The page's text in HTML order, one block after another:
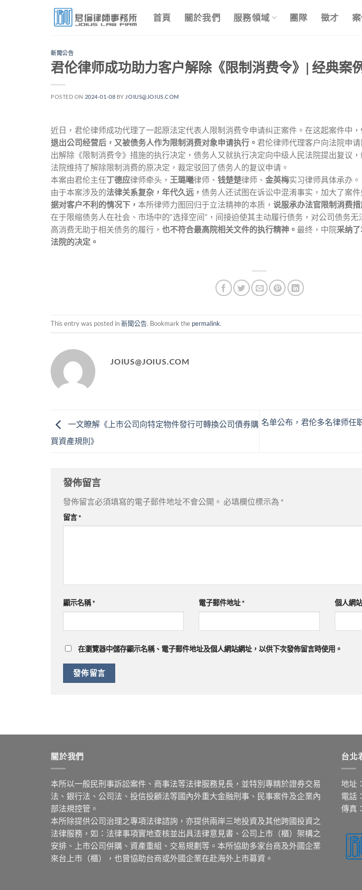
首頁 關於我們 服務領域 團隊 徵才
新聞公告
君伦律师成功助力客户解除《限制消费令》| 经典案
POSTED ON 2024-01-08 BY JOIUS@JOIUS.COM
近日，君伦律师成功代理了一起原法定代表人限制消费令申请纠正案件。在这起案件中，
退出公司经营后，又被债务人作为限制消费对象申请执行。 君伦律师代理客户向法院申
出解除《限制消费令》措施的执行决定，债务人又就执行决定向中级人民法院提出复议
法院维持了解除限制消费的原决定，裁定驳回了债务人的复议申请。
本案由君伦主任丁德应律师牵头， 王璐曦律师、 钱楚楚律师、 金英梅实习律师具体承办。
由于本案涉及的法律关系复杂，年代久远， 债务人还试图在诉讼中混淆事实，加大了案
据对客户不利的情况下， 本所律师力图回归于立法精神的本质， 说服承办法官限制消费
在于限缩债务人在社会、市场中的“选择空间”，间接迫使其主动履行债务，对公司债务
高消费无助于相关债务的履行， 也不符合最高院相关文件的执行精神。 最终，中院采纳
法院的决定。
This entry was posted in新聞公告. Bookmark the permalink.
JOIUS@JOIUS.COM
一文瞭解《上市公司向特定物件發行可轉換公司債券購
買資產規則》
名单公布，君伦多名律师任
發佈留言
發佈留言必須填寫的電子郵件地址不會公開。 必填欄位標示為 *
留言*
顯示名稱* 電子郵件地址* 個人網
在瀏覽器中儲存顯示名稱、電子郵件地址及個人網站網址，以供下次發佈留言時使用。
關於我們
本所以一般民刑事訴訟案件、商事法等法律服務見長，並特別專精於證券交易
法、銀行法、公司法、投信投顧法等國內外重大金融刑事、民事案件及企業內
部法規控管。
本所除提供公司治理之專項法律諮詢，亦提供兩岸三地投資及其他跨國投資之
法律服務，如：法律事項實地查核並出具法律意見書、公司上市（櫃）架構之
安排、上市公司併購、資產重組、交易規劃等。本所協助多家台商及外國企業
來台上市（櫃），也曾協助台商或外國企業在赴海外上市募資。
台北
地址
電話
傳真